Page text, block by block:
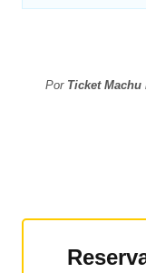
Por Ticket Machu